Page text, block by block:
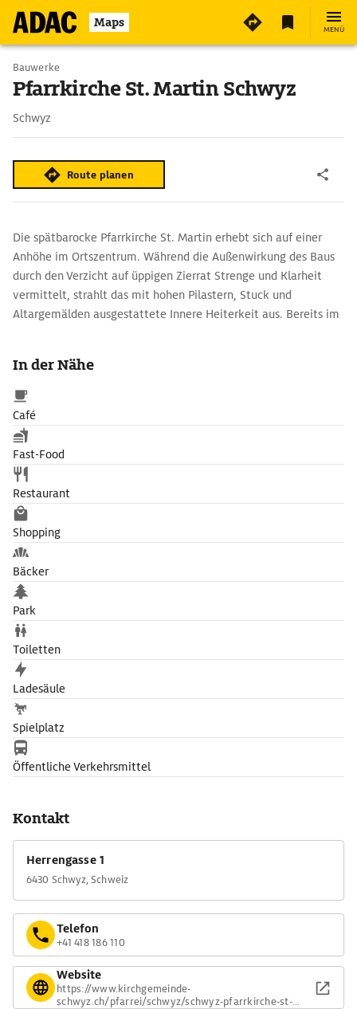
Maps MENÜ
Bauwerke
Pfarrkirche St. Martin Schwyz
Schwyz
Route planen
Die spätbarocke Pfarrkirche St. Martin erhebt sich auf einer
Anhöhe im Ortszentrum. Während die Außenwirkung des Baus
durch den Verzicht auf üppigen Zierrat Strenge und Klarheit
vermittelt, strahlt das mit hohen Pilastern, Stuck und
Altargemälden ausgestattete Innere Heiterkeit aus. Bereits im
In der Nähe
Café
Fast-Food
Restaurant
Shopping
Bäcker
Park
Toiletten
Ladesäule
Spielplatz
Öffentliche Verkehrsmittel
Kontakt
Herrengasse 1
6430 Schwyz, Schweiz
Telefon
+41 418 186 110
Website
https://www.kirchgemeinde-
schwyz.ch/pfarrei/schwyz/schwyz-pfarrkirche-st-